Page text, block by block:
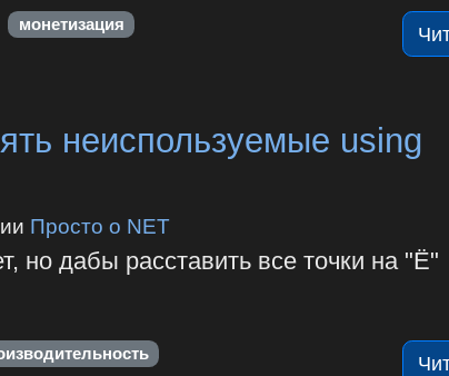
монетизация
неиспользуемые using
Просто о NET
но дабы расставить все точки на "Ё"